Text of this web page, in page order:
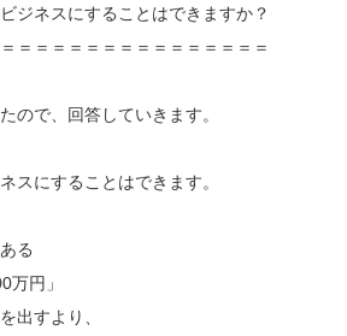
ジネスにすることはできますか？
＝＝＝＝＝＝＝＝＝＝＝＝＝＝＝
ので、回答していきます。
スにすることはできます。
る
万円」
出すより、